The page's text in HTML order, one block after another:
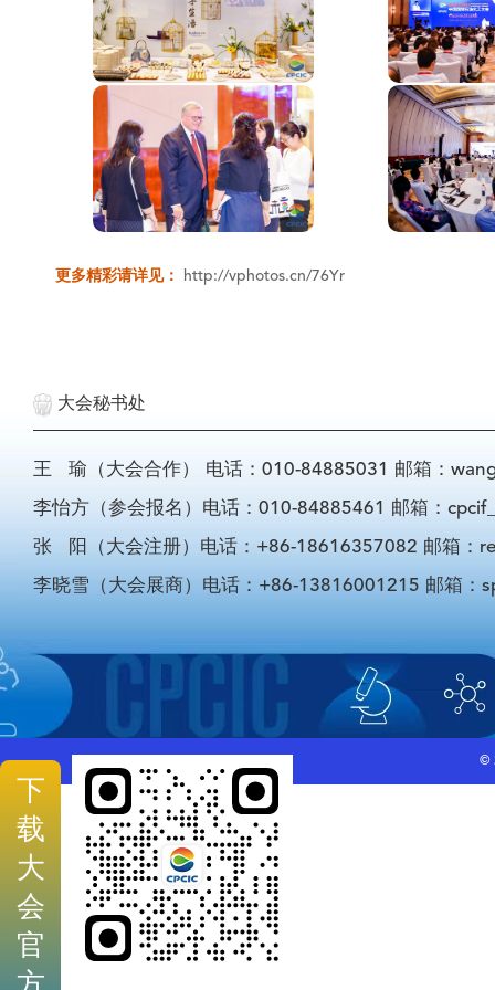
下
载
大
会
官
更多精彩请详见： http://vphotos.cn/76Yr
大会秘书处
王 瑜（大会合作） 电话：010-84885031 邮箱：
李怡方（参会报名）电话：010-84885461 邮箱：
张 阳（大会注册）电话：+86-18616357082 邮箱：
李晓雪（大会展商）电话：+86-13816001215 邮箱：
©